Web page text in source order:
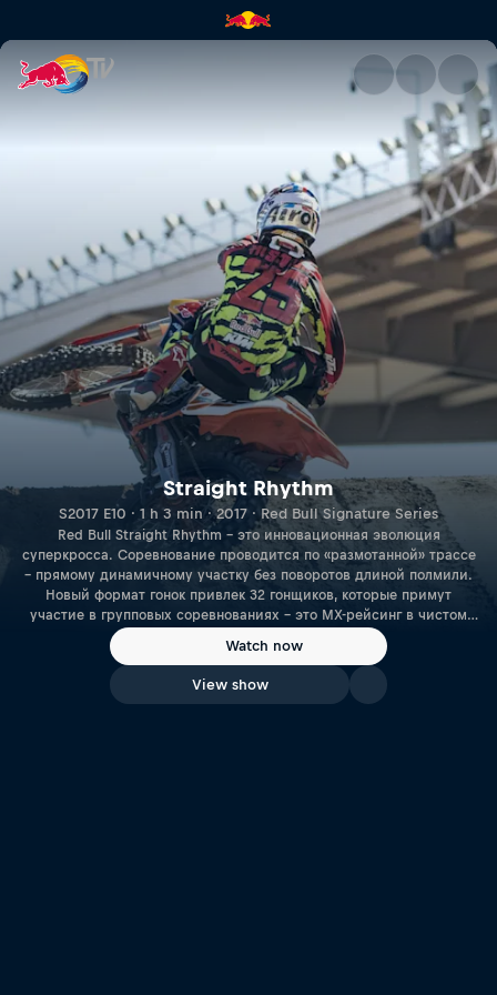
Straight Rhythm | Red Bull TV
Straight Rhythm
S2017 E10 · 1 h 3 min · 2017 · Red Bull Signature Series
Red Bull Straight Rhythm – это инновационная эволюция
суперкросса. Соревнование проводится по «размотанной» трассе
– прямому динамичному участку без поворотов длиной полмили.
Новый формат гонок привлек 32 гонщиков, которые примут
участие в групповых соревнованиях – это MX-рейсинг в чистом
Watch now
View show